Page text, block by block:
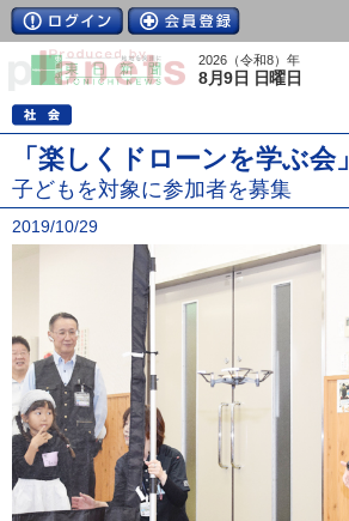
2026（令和8）年
8月9日 日曜日
「楽しくドローンを学ぶ会」
子どもを対象に参加者を募集
2019/10/29